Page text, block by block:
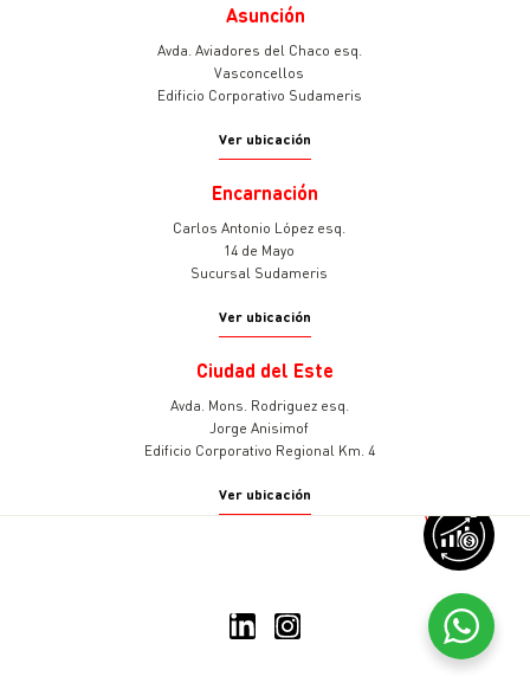
v
Asunción
Avda. Aviadores del Chaco esq.
Vasconcellos
Edificio Corporativo Sudameris
Ver ubicación
Encarnación
Carlos Antonio López esq.
14 de Mayo
Sucursal Sudameris
Ver ubicación
Ciudad del Este
Avda. Mons. Rodriguez esq.
Jorge Anisimof
Edificio Corporativo Regional Km. 4
Ver ubicación